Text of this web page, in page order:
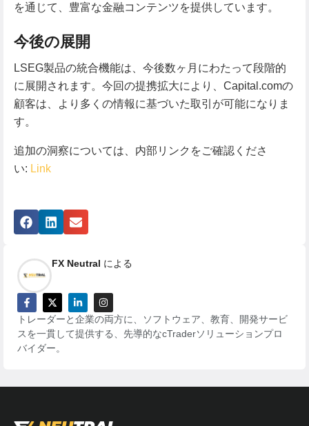
を通じて、豊富な金融コンテンツを提供しています。
今後の展開
LSEG製品の統合機能は、今後数ヶ月にわたって段階的
に展開されます。今回の提携拡大により、Capital.comの
顧客は、より多くの情報に基づいた取引が可能になりま
す。
追加の洞察については、内部リンクをご確認くださ
い: Link
FX Neutral による
トレーダーと企業の両方に、ソフトウェア、教育、開発サービ
スを一貫して提供する、先導的なcTraderソリューションプロ
バイダー。